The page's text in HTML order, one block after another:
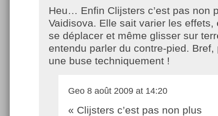
Heu… Enfin Clijsters c’est pas non
Vaidisova. Elle sait varier les effets,
se déplacer et même glisser sur
entendu parler du contre-pied. Bref,
une buse techniquement !
Geo 8 août 2009 at 14:20
« Clijsters c’est pas non plus